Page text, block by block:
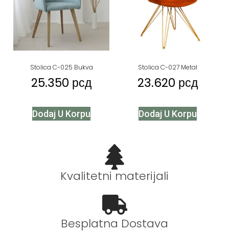
Stolica C-025 Bukva
25.350 рсд
Dodaj U Korpu
Stolica C-027 Metal
23.620 рсд
Dodaj U Korpu
Kvalitetni materijali
Besplatna Dostava